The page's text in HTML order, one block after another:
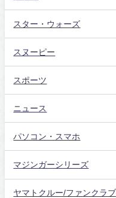
スター・ウォーズ
スヌーピー
スポーツ
ニュース
パソコン・スマホ
マジンガーシリーズ
ヤマトクルー/ファンクラブ